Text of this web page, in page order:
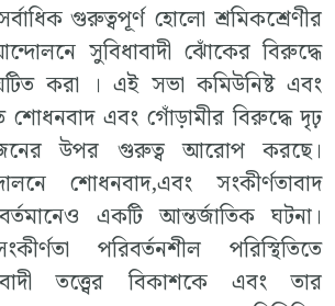
গুরুত্বপূর্ণ হোলো শ্রমিকশ্রেণীর
সুবিধাবাদী ঝোঁকের বিরুদ্ধে
করা । এই সভা কমিউনিষ্ট এবং
শোধনবাদ এবং গোঁড়ামীর বিরুদ্ধে দৃঢ়
উপর গুরুত্ব আরোপ করছে।
শোধনবাদ,এবং সংকীর্ণতাবাদ
একটি আন্তর্জাতিক ঘটনা।
পরিবর্তনশীল পরিস্থিতিতে
তত্ত্বের বিকাশকে এবং তার